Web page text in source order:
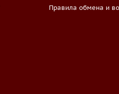
Правила обмена и